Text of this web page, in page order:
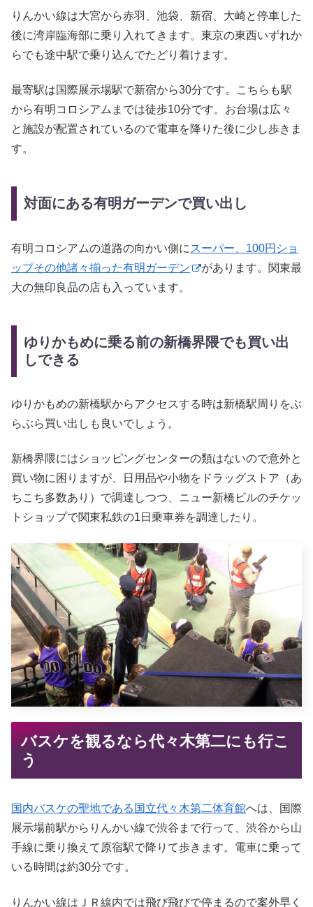
りんかい線は大宮から赤羽、池袋、新宿、大崎と停車した
後に湾岸臨海部に乗り入れてきます。東京の東西いずれか
らでも途中駅で乗り込んでたどり着けます。
最寄駅は国際展示場駅で新宿から30分です。こちらも駅
から有明コロシアムまでは徒歩10分です。お台場は広々
と施設が配置されているので電車を降りた後に少し歩きま
す。
対面にある有明ガーデンで買い出し
有明コロシアムの道路の向かい側に スーパー、100円ショ
ップその他諸々揃った有明ガーデン
があります。関東最
大の無印良品の店も入っています。
ゆりかもめに乗る前の新橋界隈でも買い出
しできる
ゆりかもめの新橋駅からアクセスする時は新橋駅周りをぶ
らぶら買い出しも良いでしょう。
新橋界隈にはショッピングセンターの類はないので意外と
買い物に困りますが、日用品や小物をドラッグストア（あ
ちこち多数あり）で調達しつつ、ニュー新橋ビルのチケッ
トショップで関東私鉄の1日乗車券を調達したり。
バスケを観るなら代々木第二にも行こ
う
国内バスケの聖地である国立代々木第二体育館へは、国際
展示場前駅からりんかい線で渋谷まで行って、渋谷から山
手線に乗り換えて原宿駅で降りて歩きます。電車に乗って
いる時間は約30分です。
りんかい線はＪＲ線内では飛び飛びで停まるので案外早く